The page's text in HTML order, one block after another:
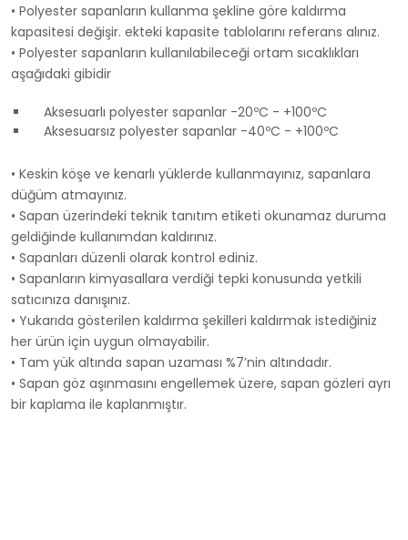
• Polyester sapanların kullanma şekline göre kaldırma
kapasitesi değişir. ekteki kapasite tablolarını referans alınız.
• Polyester sapanların kullanılabileceği ortam sıcaklıkları
aşağıdaki gibidir
Aksesuarlı polyester sapanlar -20ºC - +100ºC
Aksesuarsız polyester sapanlar -40ºC - +100ºC
• Keskin köşe ve kenarlı yüklerde kullanmayınız, sapanlara
düğüm atmayınız.
• Sapan üzerindeki teknik tanıtım etiketi okunamaz duruma
geldiğinde kullanımdan kaldırınız.
• Sapanları düzenli olarak kontrol ediniz.
• Sapanların kimyasallara verdiği tepki konusunda yetkili
satıcınıza danışınız.
• Yukarıda gösterilen kaldırma şekilleri kaldırmak istediğiniz
her ürün için uygun olmayabilir.
• Tam yük altında sapan uzaması %7’nin altındadır.
• Sapan göz aşınmasını engellemek üzere, sapan gözleri ayrı
bir kaplama ile kaplanmıştır.